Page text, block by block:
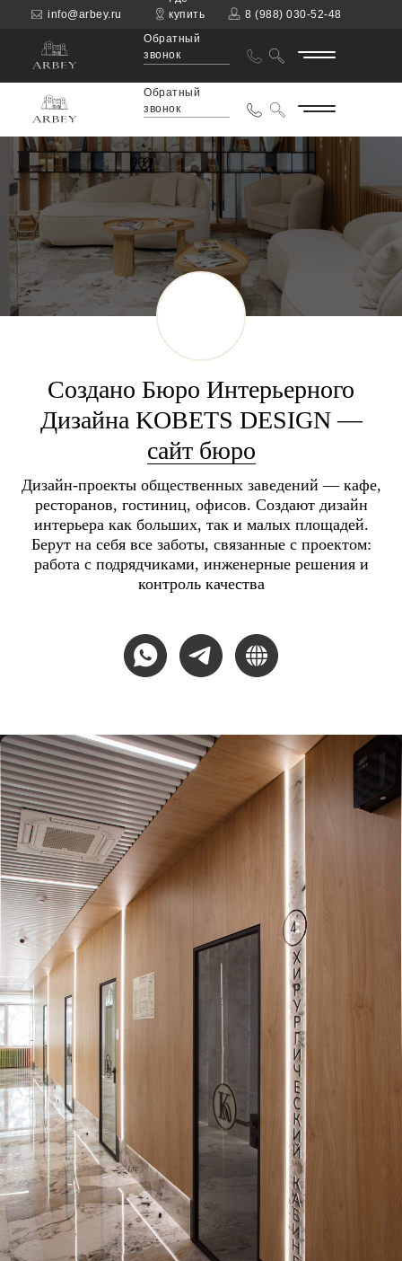
купить
8 (988) 030-52-48
info@arbey.ru
Обратный
звонок
Обратный
звонок
Создано Бюро Интерьерного
Дизайна KOBETS DESIGN —
сайт бюро
Дизайн-проекты общественных заведений — кафе,
ресторанов, гостиниц, офисов. Создают дизайн
интерьера как больших, так и малых площадей.
Берут на себя все заботы, связанные с проектом:
работа с подрядчиками, инженерные решения и
контроль качества